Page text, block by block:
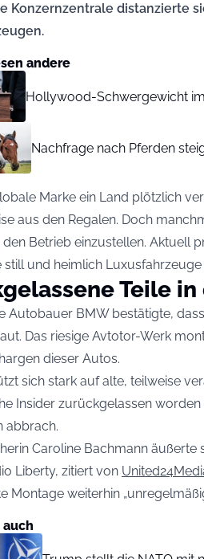
Konzernzentrale distanzierte
andere
Hollywood-Schwergewicht
Nachfrage nach Pferden
Marke ein Land plötzlich
aus den Regalen. Doch
Betrieb einzustellen. Aktuell
still und heimlich
Teile
Autobauer BMW bestätigte,
Das riesige Avtotor-Werk
dieser Autos.
sich stark auf alte, teilweise
Insider zurückgelassen
abbrach.
Caroline Bachmann äußerte
Liberty, zitiert von
Montage weiterhin
auch